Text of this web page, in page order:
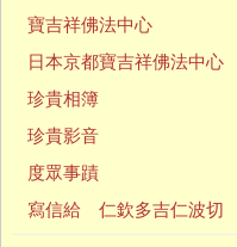
寶吉祥佛法中心
日本京都寶吉祥佛法中心
珍貴相簿
珍貴影音
度眾事蹟
寫信給 仁欽多吉仁波切